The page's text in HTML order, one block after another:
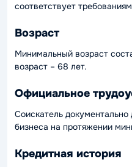
соответствует
Возраст
Минимальный возраст
возраст – 68 лет.
Официальное
Соискатель
бизнеса на протяжении
Кредитная история